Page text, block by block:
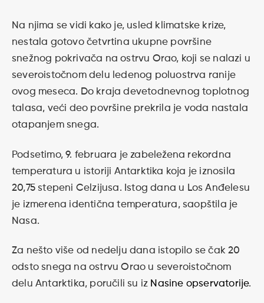
Na njima se vidi kako je, usled klimatske krize,
nestala gotovo četvrtina ukupne površine
snežnog pokrivača na ostrvu Orao, koji se nalazi u
severoistočnom delu ledenog poluostrva ranije
ovog meseca. Do kraja devetodnevnog toplotnog
talasa, veći deo površine prekrila je voda nastala
otapanjem snega.
Podsetimo, 9. februara je zabeležena rekordna
temperatura u istoriji Antarktika koja je iznosila
20,75 stepeni Celzijusa. Istog dana u Los Anđelesu
je izmerena identična temperatura, saopštila je
Nasa.
Za nešto više od nedelju dana istopilo se čak 20
odsto snega na ostrvu Orao u severoistočnom
delu Antarktika, poručili su iz Nasine opservatorije.